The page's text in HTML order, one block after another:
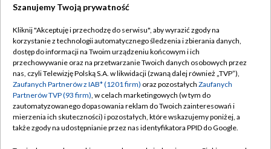
TVP
Abonament TVP
Emisja w TVP
Centrum informacji TVP
Naziemna Telewizja Cyfrowa
Regulamin TVP
Polityka prywatności
Moje zgody
Pomoc
Szanujemy Twoją prywatność
Kliknij "Akceptuję i przechodzę do serwisu", aby wyrazić zgody na
korzystanie z technologii automatycznego śledzenia i zbierania danych,
dostęp do informacji na Twoim urządzeniu końcowym i ich
przechowywanie oraz na przetwarzanie Twoich danych osobowych przez
nas, czyli Telewizję Polską S.A. w likwidacji (zwaną dalej również „TVP”),
Zaufanych Partnerów z IAB* (1201 firm) oraz pozostałych Zaufanych
Partnerów TVP (93 firm), w celach marketingowych (w tym do
zautomatyzowanego dopasowania reklam do Twoich zainteresowań i
mierzenia ich skuteczności) i pozostałych, które wskazujemy poniżej, a
także zgody na udostępnianie przez nas identyfikatora PPID do Google.